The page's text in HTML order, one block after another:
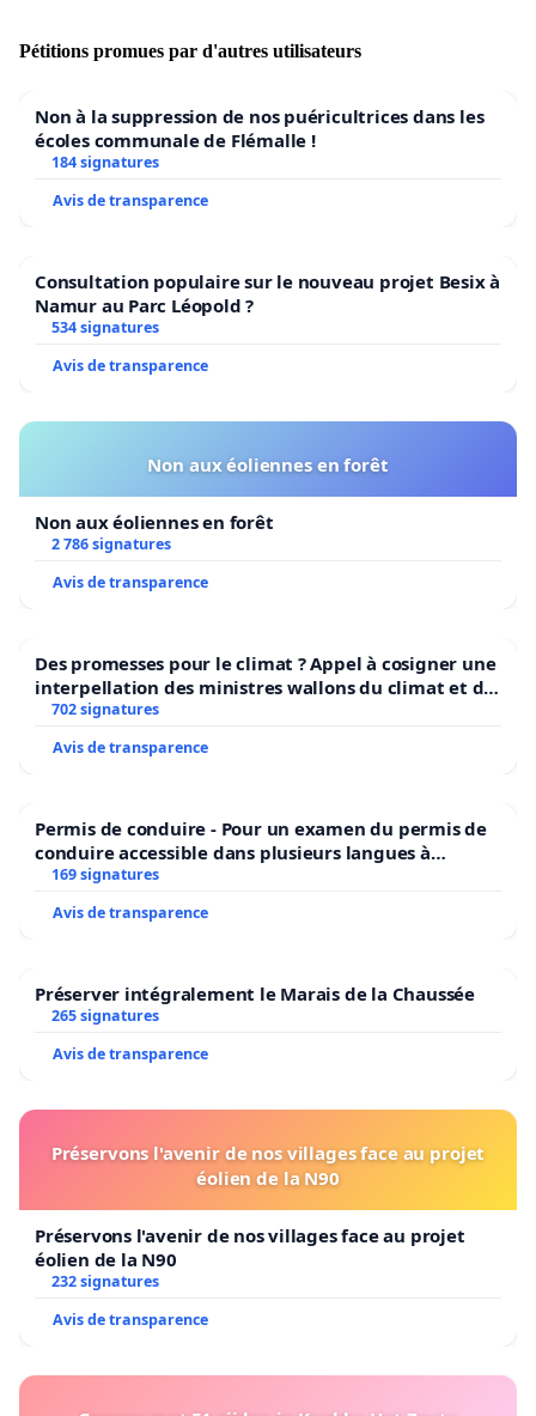
Pétitions promues par d'autres utilisateurs
Non à la suppression de nos puéricultrices dans les
écoles communale de Flémalle !
184 signatures
Avis de transparence
Consultation populaire sur le nouveau projet Besix à
Namur au Parc Léopold ?
534 signatures
Avis de transparence
Non aux éoliennes en forêt
Non aux éoliennes en forêt
2 786 signatures
Avis de transparence
Des promesses pour le climat ? Appel à cosigner une
interpellation des ministres wallons du climat et de
l’environnement.
702 signatures
Avis de transparence
Permis de conduire - Pour un examen du permis de
conduire accessible dans plusieurs langues à
Bruxelles
169 signatures
Avis de transparence
Préserver intégralement le Marais de la Chaussée
265 signatures
Avis de transparence
Préservons l'avenir de nos villages face au projet
éolien de la N90
Préservons l'avenir de nos villages face au projet
éolien de la N90
232 signatures
Avis de transparence